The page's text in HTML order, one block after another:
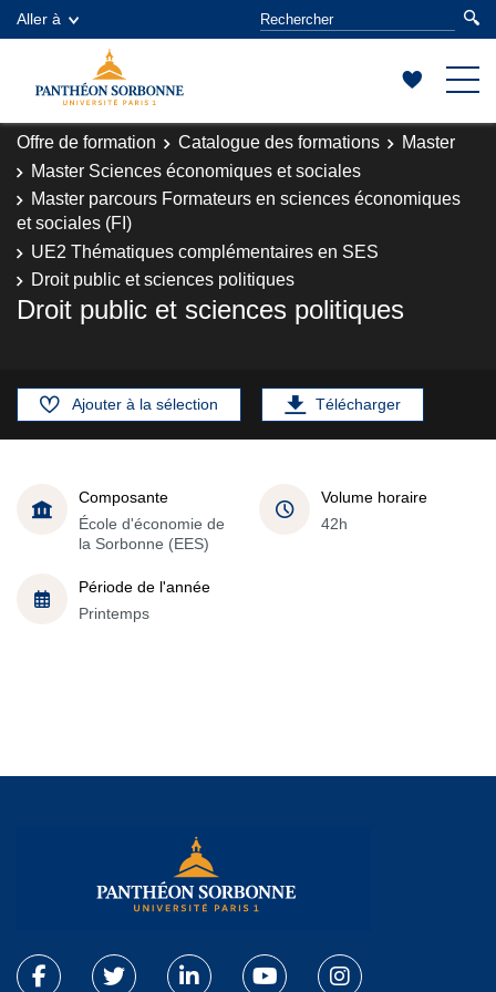
Aller à
Offre de formation Catalogue des formations
Master
Master Sciences économiques et sociales
Master parcours Formateurs en sciences économiques
et sociales (FI)
UE2 Thématiques complémentaires en SES
Droit public et sciences politiques
Droit public et sciences politiques
Ajouter à la sélection Télécharger
Composante
École d'économie de
la Sorbonne (EES)
Volume horaire
42h
Période de l'année
Printemps